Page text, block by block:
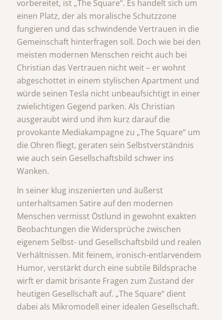
vorbereitet, ist „The Square“. Es handelt sich um
einen Platz, der als moralische Schutzzone
fungieren und das schwindende Vertrauen in die
Gemeinschaft hinterfragen soll. Doch wie bei den
meisten modernen Menschen reicht auch bei
Christian das Vertrauen nicht weit – er wohnt
abgeschottet in einem stylischen Apartment und
würde seinen Tesla nicht unbeaufsichtigt in einer
zwielichtigen Gegend parken. Als Christian
ausgeraubt wird und ihm kurz darauf die
provokante Mediakampagne zu „The Square“ um
die Ohren fliegt, geraten sein Selbstverständnis
wie auch sein Gesellschaftsbild schwer ins
Wanken.
In seiner klug inszenierten und äußerst
unterhaltsamen Satire auf den modernen
Menschen vermisst Östlund in gewohnt exakten
Beobachtungen die Widersprüche zwischen
eigenem Selbst- und Gesellschaftsbild und realen
Verhältnissen. Mit feinem, ironisch-entlarvendem
Humor, verstärkt durch eine subtile Bildsprache
wirft er damit brisante Fragen zum Zustand der
heutigen Gesellschaft auf. „The Square“ dient
dabei als Mikromodell einer idealen Gesellschaft.